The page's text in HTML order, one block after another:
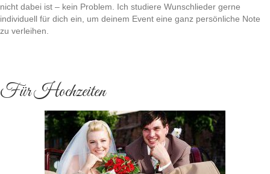
nicht dabei ist – kein Problem. Ich studiere Wunschlieder gerne
individuell für dich ein, um deinem Event eine ganz persönliche Note
zu verleihen.
Für Hochzeiten